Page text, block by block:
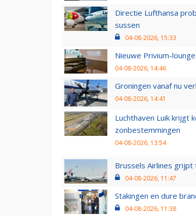
Directie Lufthansa
sussen
04-08-2026, 15:33
Nieuwe Privium-
04-08-2026, 14:46
Groningen vanaf nu
04-08-2026, 14:41
Luchthaven Luik krijgt
zonbestemmingen
04-08-2026, 13:54
Brussels Airlines
04-08-2026, 11:47
Stakingen en dure
04-08-2026, 11:38